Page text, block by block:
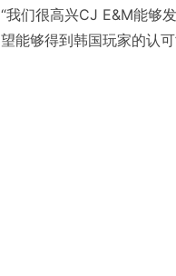
“我们很高兴CJ E&M能够
望能够得到韩国玩家的认